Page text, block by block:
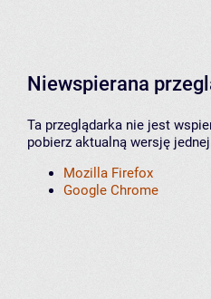
Niewspierana
Ta przeglądarka nie jest
pobierz aktualną wersję
Mozilla Firefox
Google Chrome